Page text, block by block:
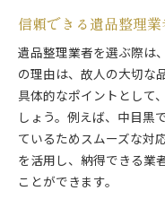
信頼できる遺品整理
遺品整理業者を選ぶ際は
の理由は、故人の大切な
具体的なポイントとして
しょう。例えば、中目黒
ているためスムーズな対
を活用し、納得できる業
ことができます。